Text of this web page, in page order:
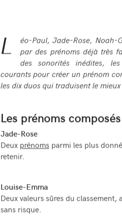
L
éo-Paul, Jade-Rose, Noah-
par des prénoms déjà très
des sonorités inédites,
courants pour créer un prénom
les dix duos qui traduisent le
Les prénoms
Jade-Rose
Deux prénomsparmi les plus
retenir.
Louise-Emma
Deux valeurs sûres du
sans risque.